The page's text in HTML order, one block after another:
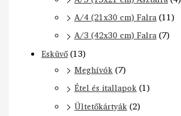
A/4 (21x30 cm) Falra(11)
A/3 (42x30 cm) Falra(7)
Esküvő(13)
Meghívók(7)
Étel és itallapok(1)
Ültetőkártyák(2)